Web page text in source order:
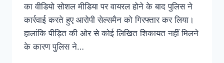
का वीडियो सोशल मीडिया पर वायरल होने के बाद पुलिस ने
कार्रवाई करते हुए आरोपी सेल्समैन को गिरफ्तार कर लिया।
हालांकि पीड़ित की ओर से कोई लिखित शिकायत नहीं मिलने
के कारण पुलिस ने…